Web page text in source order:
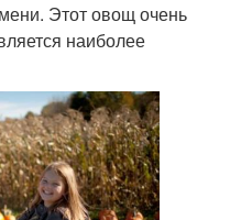
Этот овощ очень
наиболее